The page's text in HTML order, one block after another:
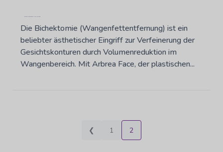
Zuletzt aktualisiert: März 20, 2025
Die Bichektomie (Wangenfettentfernung) ist ein
beliebter ästhetischer Eingriff zur Verfeinerung der
Gesichtskonturen durch Volumenreduktion im
Wangenbereich. Mit Arbrea Face, der plastischen...
❮ 1 2